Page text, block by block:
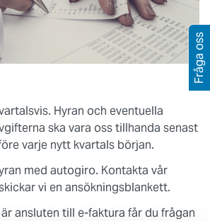
Hyran och eventuella
ska vara oss tillhanda senast
varje nytt kvartals början.
med autogiro. Kontakta vår
vi en ansökningsblankett.
ansluten till e-faktura får du frågan
Fråga oss